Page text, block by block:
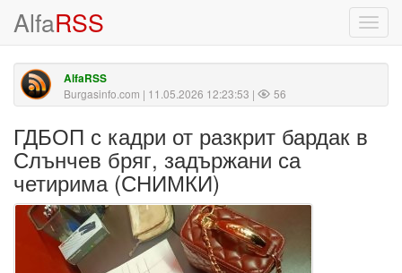
AlfaRSS
AlfaRSS
Burgasinfo.com | 11.05.2026 12:23:53 | 56
ГДБОП с кадри от разкрит бардак в
Слънчев бряг, задържани са
четирима (СНИМКИ)